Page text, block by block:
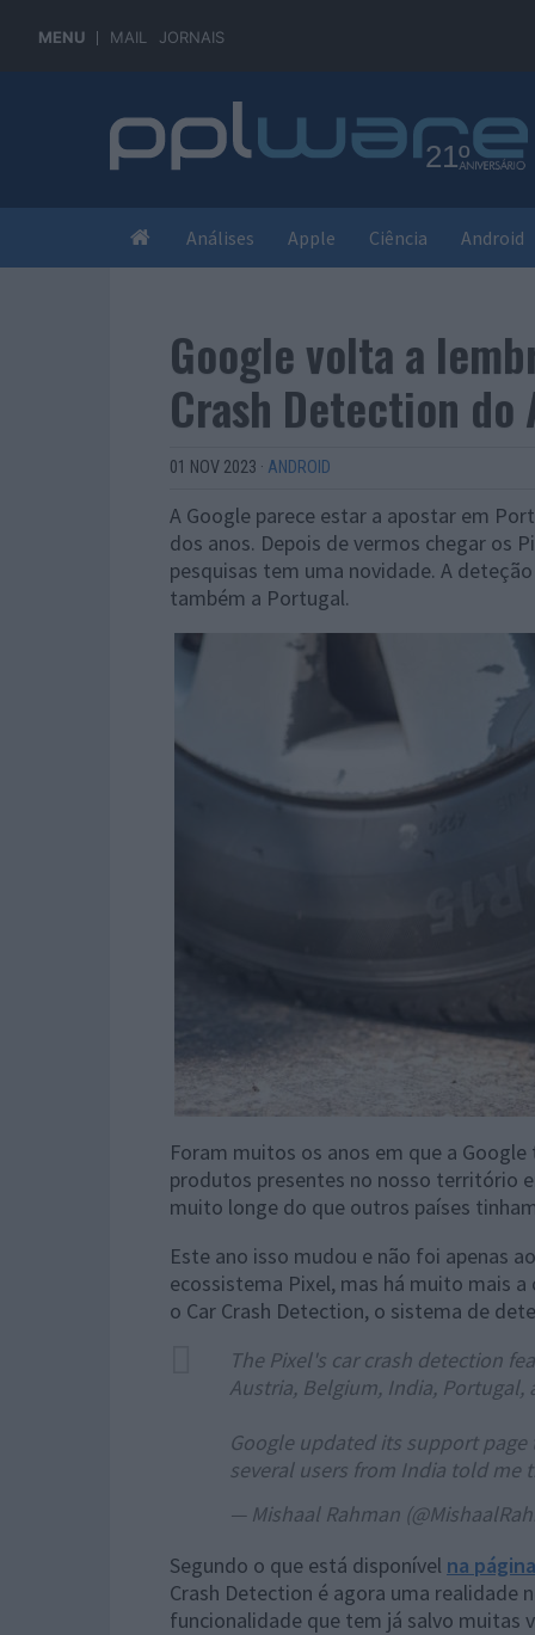
MENU MAIL JORNAIS
Análises Apple Ciência Android
Google volta a
Crash Detection do
01 NOV 2023 · ANDROID
A Google parece estar a apostar em
dos anos. Depois de vermos chegar os
pesquisas tem uma novidade. A
também a Portugal.
Foram muitos os anos em que a
produtos presentes no nosso território
muito longe do que outros países
Este ano isso mudou e não foi apenas
ecossistema Pixel, mas há muito mais
o Car Crash Detection, o sistema de
The Pixel's car crash detection
Austria, Belgium, India, Portugal,
Google updated its support
several users from India told
— Mishaal Rahman
Segundo o que está disponível na
Crash Detection é agora uma realidade
funcionalidade que tem já salvo muitas